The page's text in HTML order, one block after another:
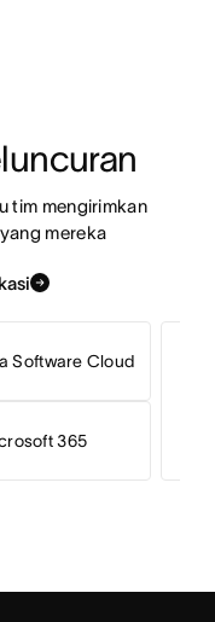
tim mengirimkan
mereka
Software Cloud
365